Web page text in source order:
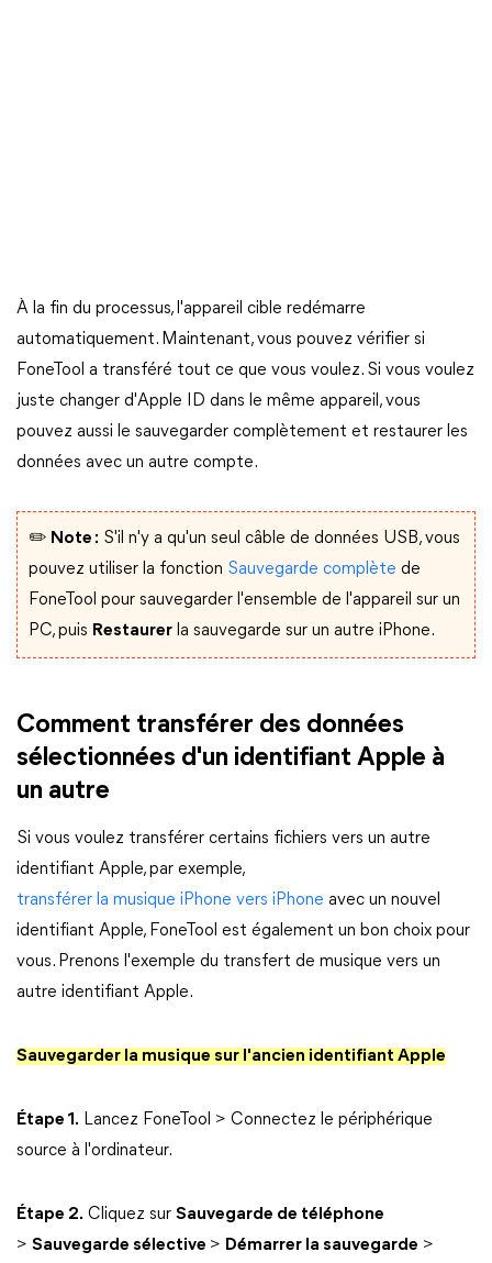
À la fin du processus, l'appareil cible redémarre
automatiquement. Maintenant, vous pouvez vérifier si
FoneTool a transféré tout ce que vous voulez. Si vous voulez
juste changer d'Apple ID dans le même appareil, vous
pouvez aussi le sauvegarder complètement et restaurer les
données avec un autre compte.
✏️ Note : S'il n'y a qu'un seul câble de données USB, vous
pouvez utiliser la fonction Sauvegarde complète de
FoneTool pour sauvegarder l'ensemble de l'appareil sur un
PC, puis Restaurer la sauvegarde sur un autre iPhone.
Comment transférer des données
sélectionnées d'un identifiant Apple à
un autre
Si vous voulez transférer certains fichiers vers un autre
identifiant Apple, par exemple,
transférer la musique iPhone vers iPhone avec un nouvel
identifiant Apple, FoneTool est également un bon choix pour
vous. Prenons l'exemple du transfert de musique vers un
autre identifiant Apple.
Sauvegarder la musique sur l'ancien identifiant Apple
Étape 1. Lancez FoneTool > Connectez le périphérique
source à l'ordinateur.
Étape 2. Cliquez sur Sauvegarde de téléphone
> Sauvegarde sélective > Démarrer la sauvegarde >